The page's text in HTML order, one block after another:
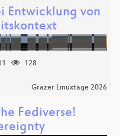
Entwicklung von
128
Grazer Linuxtage 2026
Fediverse!